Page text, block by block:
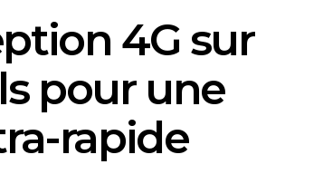
4G sur
pour une
rapide